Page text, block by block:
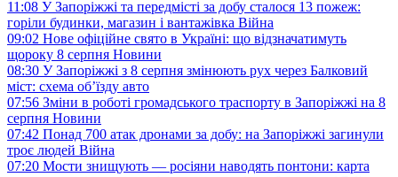
11:08 У Запоріжжі та передмісті за добу сталося 13 пожеж:
горіли будинки, магазин і вантажівка Війна
09:02 Нове офіційне свято в Україні: що відзначатимуть
щороку 8 серпня Новини
08:30 У Запоріжжі з 8 серпня змінюють рух через Балковий
міст: схема об’їзду авто
07:56 Зміни в роботі громадського траспорту в Запоріжжі на 8
серпня Новини
07:42 Понад 700 атак дронами за добу: на Запоріжжі загинули
троє людей Війна
07:20 Мости знищують — росіяни наводять понтони: карта